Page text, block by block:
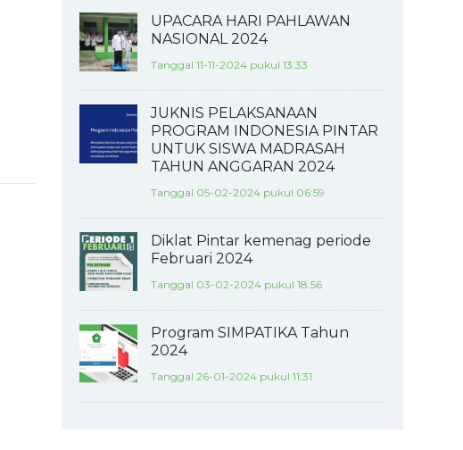
UPACARA HARI PAHLAWAN
NASIONAL 2024
Tanggal 11-11-2024 pukul 13:33
JUKNIS PELAKSANAAN
PROGRAM INDONESIA PINTAR
UNTUK SISWA MADRASAH
TAHUN ANGGARAN 2024
Tanggal 05-02-2024 pukul 06:59
Diklat Pintar kemenag periode
Februari 2024
Tanggal 03-02-2024 pukul 18:56
Program SIMPATIKA Tahun
2024
Tanggal 26-01-2024 pukul 11:31